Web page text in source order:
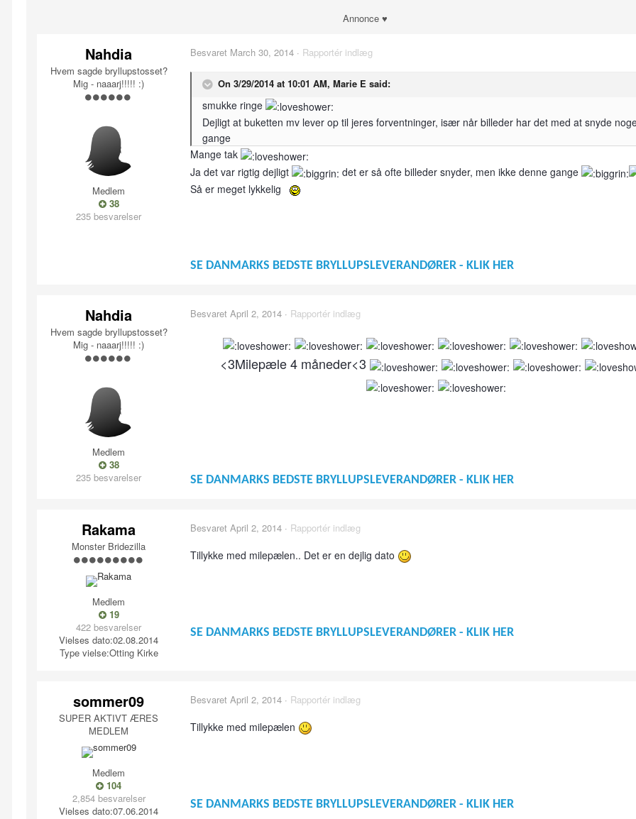
Annonce ♥
Nahdia
Hvem sagde bryllupstosset?
Mig - naaarj!!!!! :)
Medlem
38
235 besvarelser
Besvaret March 30, 2014 · Rapportér indlæg
On 3/29/2014 at 10:01 AM, Marie E said:
smukke ringe
Dejligt at buketten mv lever op til jeres forventninger, især når billeder har det med at snyde
gange
Mange tak
Ja det var rigtig dejligt
det er så ofte billeder snyder, men ikke denne gange
Så er meget lykkelig
SE DANMARKS BEDSTE BRYLLUPSLEVERANDØRER - KLIK HER
Nahdia
Hvem sagde bryllupstosset?
Mig - naaarj!!!!! :)
Medlem
38
235 besvarelser
Besvaret April 2, 2014 · Rapportér indlæg
<3Milepæle 4 måneder<3
SE DANMARKS BEDSTE BRYLLUPSLEVERANDØRER - KLIK HER
Rakama
Monster Bridezilla
Medlem
19
422 besvarelser
Vielses dato:02.08.2014
Type vielse:Otting Kirke
Besvaret April 2, 2014 · Rapportér indlæg
Tillykke med milepælen.. Det er en dejlig dato
SE DANMARKS BEDSTE BRYLLUPSLEVERANDØRER - KLIK HER
sommer09
SUPER AKTIVT ÆRES
MEDLEM
Medlem
104
2,854 besvarelser
Vielses dato:07.06.2014
Besvaret April 2, 2014 · Rapportér indlæg
Tillykke med milepælen
SE DANMARKS BEDSTE BRYLLUPSLEVERANDØRER - KLIK HER